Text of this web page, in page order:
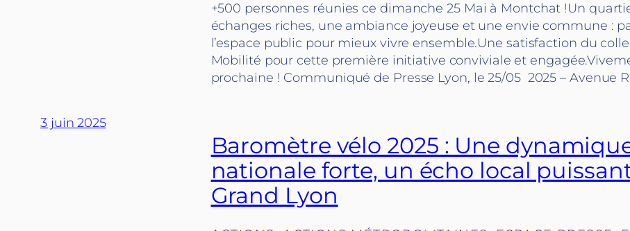
+500 personnes réunies ce dimanche 25 Mai à Montchat !Un
échanges riches, une ambiance joyeuse et une envie commune :
l’espace public pour mieux vivre ensemble.Une satisfaction du
Mobilité pour cette première initiative conviviale et
prochaine ! Communiqué de Presse Lyon, le 25/05 2025 – Avenue
3 juin 2025
Baromètre vélo 2025 : Une
nationale forte, un écho local
Grand Lyon